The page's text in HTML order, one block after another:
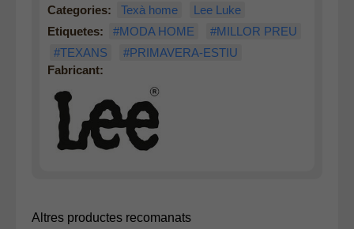
Categories: Texà home
Lee Luke
Etiquetes:
#MODA HOME
#MILLOR PREU
#TEXANS
#PRIMAVERA-ESTIU
Fabricant:
Altres productes recomanats